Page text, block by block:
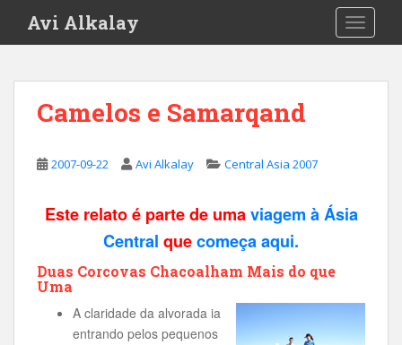
i
Avi Alkalay
Camelos e Samarqand
2007-09-22 Avi Alkalay Central Asia 2007
Este relato é parte de umaviagem à Ásia
Central quecomeça aqui.
Duas Corcovas Chacoalham Mais do que
Uma
A claridade da alvorada ia
entrando pelos pequenos